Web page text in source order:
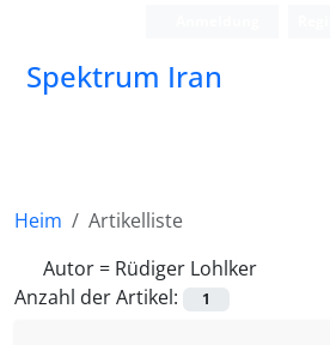
Spektrum Iran
Heim
Artikelliste
Autor = Rüdiger Lohlker
Anzahl der Artikel:
1